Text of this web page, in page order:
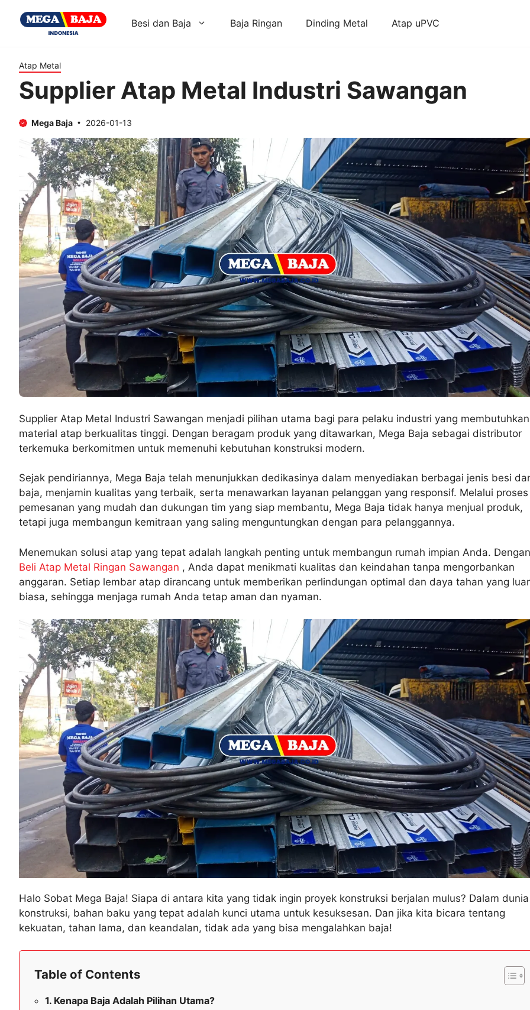
Besi dan Baja Baja Ringan Dinding Metal Atap uPVC
Atap Metal
Supplier Atap Metal Industri Sawangan
Mega Baja 2026-01-13
Supplier Atap Metal Industri Sawangan menjadi pilihan utama bagi para pelaku industri yang membutuhkan
material atap berkualitas tinggi. Dengan beragam produk yang ditawarkan, Mega Baja sebagai distributor
terkemuka berkomitmen untuk memenuhi kebutuhan konstruksi modern.
Sejak pendiriannya, Mega Baja telah menunjukkan dedikasinya dalam menyediakan berbagai jenis besi
baja, menjamin kualitas yang terbaik, serta menawarkan layanan pelanggan yang responsif. Melalui proses
pemesanan yang mudah dan dukungan tim yang siap membantu, Mega Baja tidak hanya menjual produk,
tetapi juga membangun kemitraan yang saling menguntungkan dengan para pelanggannya.
Menemukan solusi atap yang tepat adalah langkah penting untuk membangun rumah impian Anda. Dengan
Beli Atap Metal Ringan Sawangan , Anda dapat menikmati kualitas dan keindahan tanpa mengorbankan
anggaran. Setiap lembar atap dirancang untuk memberikan perlindungan optimal dan daya tahan yang luar
biasa, sehingga menjaga rumah Anda tetap aman dan nyaman.
Halo Sobat Mega Baja! Siapa di antara kita yang tidak ingin proyek konstruksi berjalan mulus? Dalam dunia
konstruksi, bahan baku yang tepat adalah kunci utama untuk kesuksesan. Dan jika kita bicara tentang
kekuatan, tahan lama, dan keandalan, tidak ada yang bisa mengalahkan baja!
Table of Contents
Kenapa Baja Adalah Pilihan Utama?